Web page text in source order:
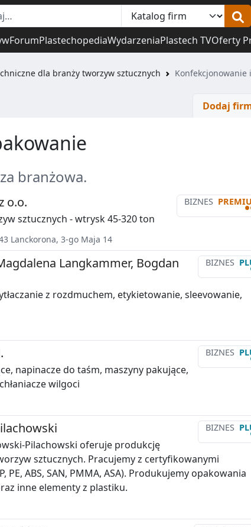
ForumPlastechopediaWydarzeniaPlastech TVOferty
dla branży tworzyw sztucznych Konfekcjonowanie
Dodaj
branżowa.
BIZNES
o.o.
sztucznych - wtrysk 45-320 ton
Lanckorona, 3-go Maja 14
BIZNES
Langkammer, Bogdan
z rozdmuchem, etykietowanie, sleevowanie,
BIZNES
napinacze do taśm, maszyny pakujące,
wilgoci
BIZNES
Pilachowski oferuje produkcję
sztucznych. Pracujemy z certyfikowanymi
PE, ABS, SAN, PMMA, ASA). Produkujemy opakowania
inne elementy z plastiku.